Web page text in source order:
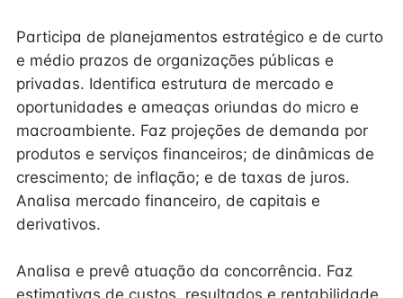
Participa de planejamentos estratégico e de curto
e médio prazos de organizações públicas e
privadas. Identifica estrutura de mercado e
oportunidades e ameaças oriundas do micro e
macroambiente. Faz projeções de demanda por
produtos e serviços financeiros; de dinâmicas de
crescimento; de inflação; e de taxas de juros.
Analisa mercado financeiro, de capitais e
derivativos.
Analisa e prevê atuação da concorrência. Faz
estimativas de custos, resultados e rentabilidade.